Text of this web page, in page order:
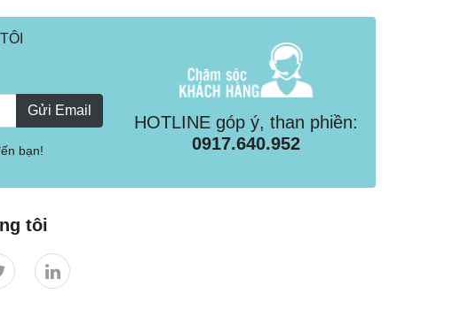
Gửi Email
bạn!
HOTLINE góp ý, than phiền:
0917.640.952
tôi